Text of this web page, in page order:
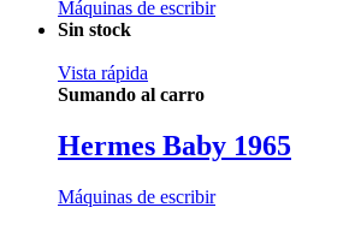
Máquinas de escribir
Sin stock
Vista rápida
Sumando al carro
Hermes Baby 1965
Máquinas de escribir